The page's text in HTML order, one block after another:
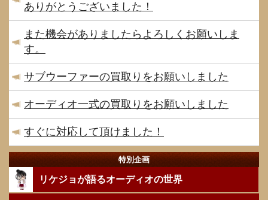
ありがとうございました！
また機会がありましたらよろしくお願いしま
す。
サブウーファーの買取りをお願いしました
オーディオ一式の買取りをお願いしました
すぐに対応して頂けました！
特別企画
リケジョが語るオーディオの世界